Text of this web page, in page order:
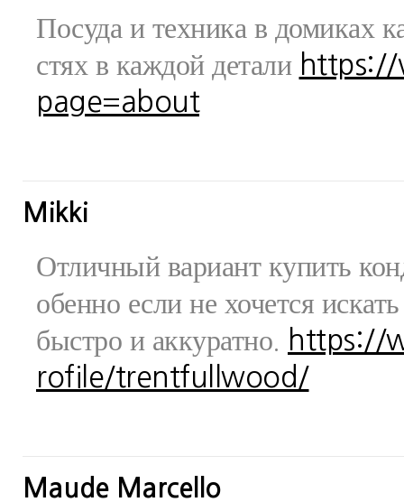
Посуда и техника в домиках
стях в каждой детали https://
page=about
Mikki
Отличный вариант купить
обенно если не хочется
быстро и аккуратно.
https://
rofile/trentfullwood/
Maude Marcello